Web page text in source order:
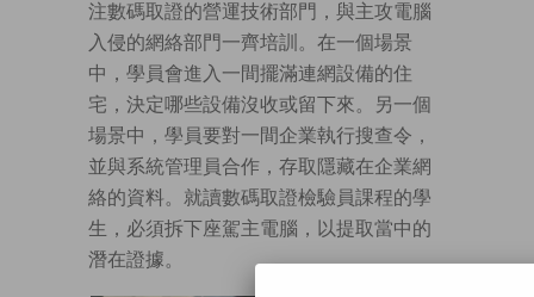
注數碼取證的營運技術部門，與主攻電腦
入侵的網絡部門一齊培訓。在一個場景
中，學員會進入一間擺滿連網設備的住
宅，決定哪些設備沒收或留下來。另一個
場景中，學員要對一間企業執行搜查令，
並與系統管理員合作，存取隱藏在企業網
絡的資料。就讀數碼取證檢驗員課程的學
生，必須拆下座駕主電腦，以提取當中的
潛在證據。